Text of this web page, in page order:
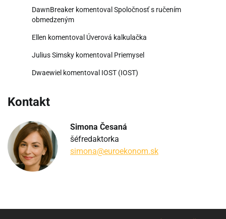
DawnBreaker komentoval Spoločnosť s ručením
obmedzeným
Ellen komentoval Úverová kalkulačka
Julius Simsky komentoval Priemysel
Dwaewiel komentoval IOST (IOST)
Kontakt
Simona Česaná
šéfredaktorka
simona@euroekonom.sk